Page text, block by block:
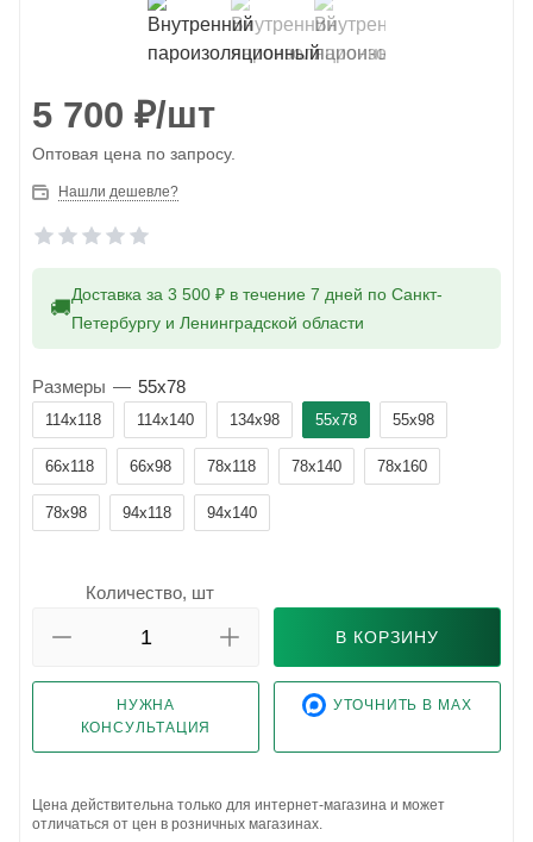
5 700 ₽/шт
Оптовая цена по запросу.
Нашли дешевле?
🚚
Доставка за 3 500 ₽ в течение 7 дней по Санкт-
Петербургу и Ленинградской области
Размеры — 55x78
114x118 114x140 134x98 55x78 55x98
66x118 66x98 78x118 78x140 78x160
78x98 94x118 94x140
Количество, шт
В КОРЗИНУ
НУЖНА
КОНСУЛЬТАЦИЯ
УТОЧНИТЬ В MAX
Цена действительна только для интернет-магазина и может
отличаться от цен в розничных магазинах.